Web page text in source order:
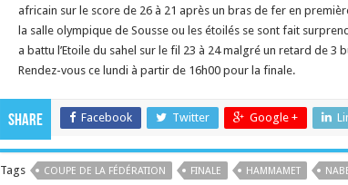
africain sur le score de 26 à 21 après un bras de fer en
la salle olympique de Sousse ou les étoilés se sont fait
a battu l’Etoile du sahel sur le fil 23 à 24 malgré un retard de
Rendez-vous ce lundi à partir de 16h00 pour la finale.
Share Facebook Twitter Google +
Tags COUPE DE LA FÉDÉRATION FINALE HAMMAMET